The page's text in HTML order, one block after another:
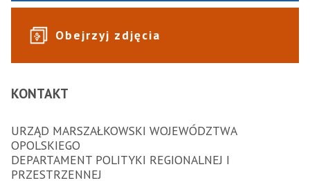
Obejrzyj zdjęcia
KONTAKT
URZĄD MARSZAŁKOWSKI WOJEWÓDZTWA
OPOLSKIEGO
DEPARTAMENT POLITYKI REGIONALNEJ I
PRZESTRZENNEJ